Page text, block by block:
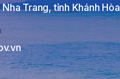
Trang, tỉnh Khánh Hòa